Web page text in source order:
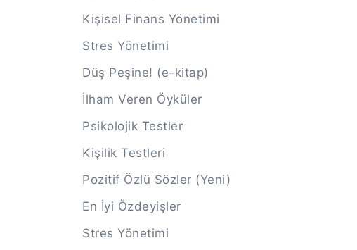
Kişisel Finans Yönetimi
Stres Yönetimi
Düş Peşine! (e-kitap)
İlham Veren Öyküler
Psikolojik Testler
Kişilik Testleri
Pozitif Özlü Sözler (Yeni)
En İyi Özdeyişler
Stres Yönetimi